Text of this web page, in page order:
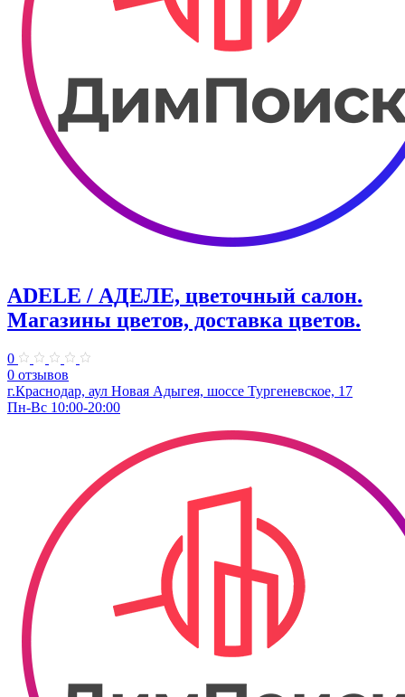
ADELE / АДЕЛЕ, цветочный салон.
Магазины цветов, доставка цветов.
0
0 отзывов
г.Краснодар, аул Новая Адыгея, шоссе Тургеневское, 17
Пн-Вс 10:00-20:00